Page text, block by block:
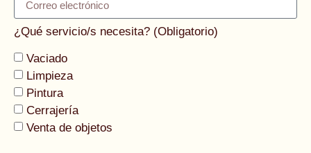
¿Qué servicio/s necesita? (Obligatorio)
Vaciado
Limpieza
Pintura
Cerrajería
Venta de objetos